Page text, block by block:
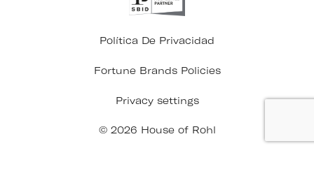
Política De Privacidad
Fortune Brands Policies
Privacy settings
© 2026 House of Rohl